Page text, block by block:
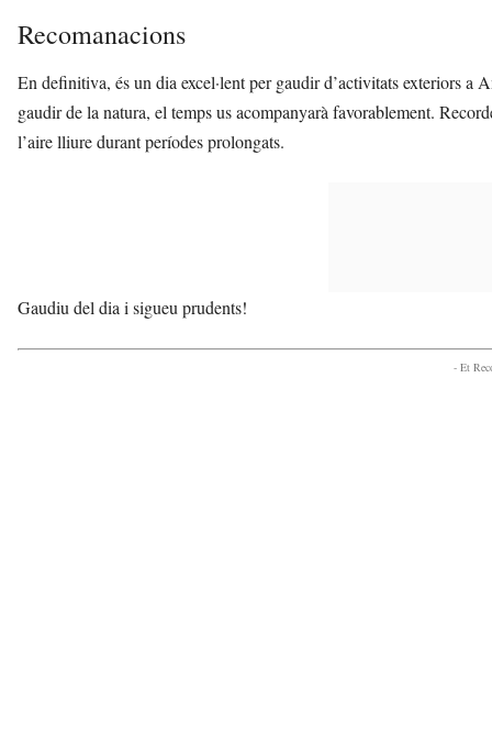
Recomanacions
En definitiva, és un dia excel·lent per gaudir d’activitats exteriors a
gaudir de la natura, el temps us acompanyarà favorablement.
l’aire lliure durant períodes prolongats.
Gaudiu del dia i sigueu prudents!
- Et